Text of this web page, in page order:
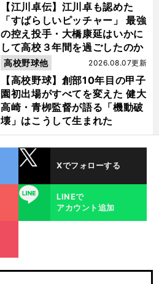
【江川卓伝】江川卓も認めた
「すばらしいピッチャー」 最強
の控え投手・大橋康延はいかに
して高校３年間を過ごしたのか
【高校野球】創部10年目の甲子
園初出場がすべてを変えた 健大
高崎・青栁監督が語る「機動破
壊」はこうして生まれた
2026.08.07更新
高校野球他
Xでフォローする
LINE
LINEで
アカウント追加